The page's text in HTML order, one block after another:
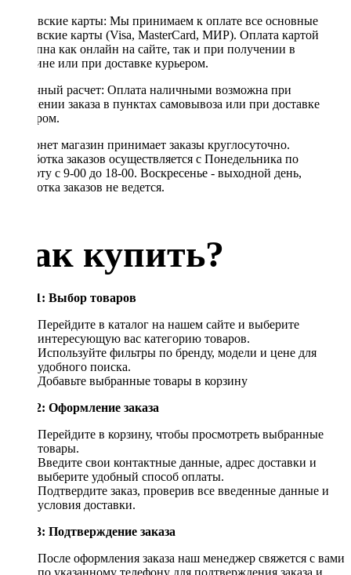
Банковские карты: Мы принимаем к оплате все основные
банковские карты (Visa, MasterCard, МИР). Оплата картой
доступна как онлайн на сайте, так и при получении в
магазине или при доставке курьером.
Наличный расчет: Оплата наличными возможна при
получении заказа в пунктах самовывоза или при доставке
курьером.
Интернет магазин принимает заказы круглосуточно.
Обработка заказов осуществляется с Понедельника по
Субботу с 9-00 до 18-00. Воскресенье - выходной день,
обработка заказов не ведется.
Как купить?
Шаг 1: Выбор товаров
Перейдите в каталог на нашем сайте и выберите
интересующую вас категорию товаров.
Используйте фильтры по бренду, модели и цене для
удобного поиска.
Добавьте выбранные товары в корзину
Шаг 2: Оформление заказа
Перейдите в корзину, чтобы просмотреть выбранные
товары.
Введите свои контактные данные, адрес доставки и
выберите удобный способ оплаты.
Подтвердите заказ, проверив все введенные данные и
условия доставки.
Шаг 3: Подтверждение заказа
После оформления заказа наш менеджер свяжется с вами
по указанному телефону для подтверждения заказа и